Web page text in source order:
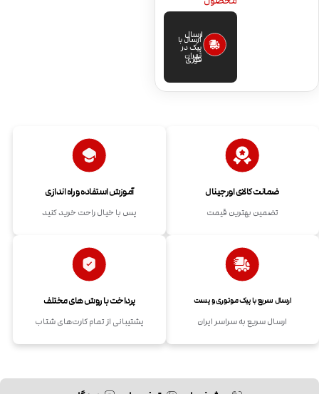
ارسال
فوری
ارسال با
پیک در
تهران
ضمانت کالای اورجینال
تضمین بهترین قیمت
آموزش استفاده و راه اندازی
پس با خیال راحت خرید کنید
ارسال سریع با پیک موتوری و پست
ارسال سریع به سراسر ایران
پرداخت با روش های مختلف
پشتیبانی از تمام کارت‌های شتاب